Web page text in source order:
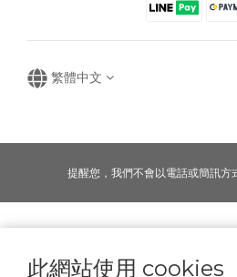
此網站使用 cookies
繁體中文
提醒您，我們不會以電話或簡訊方
Copyright ©